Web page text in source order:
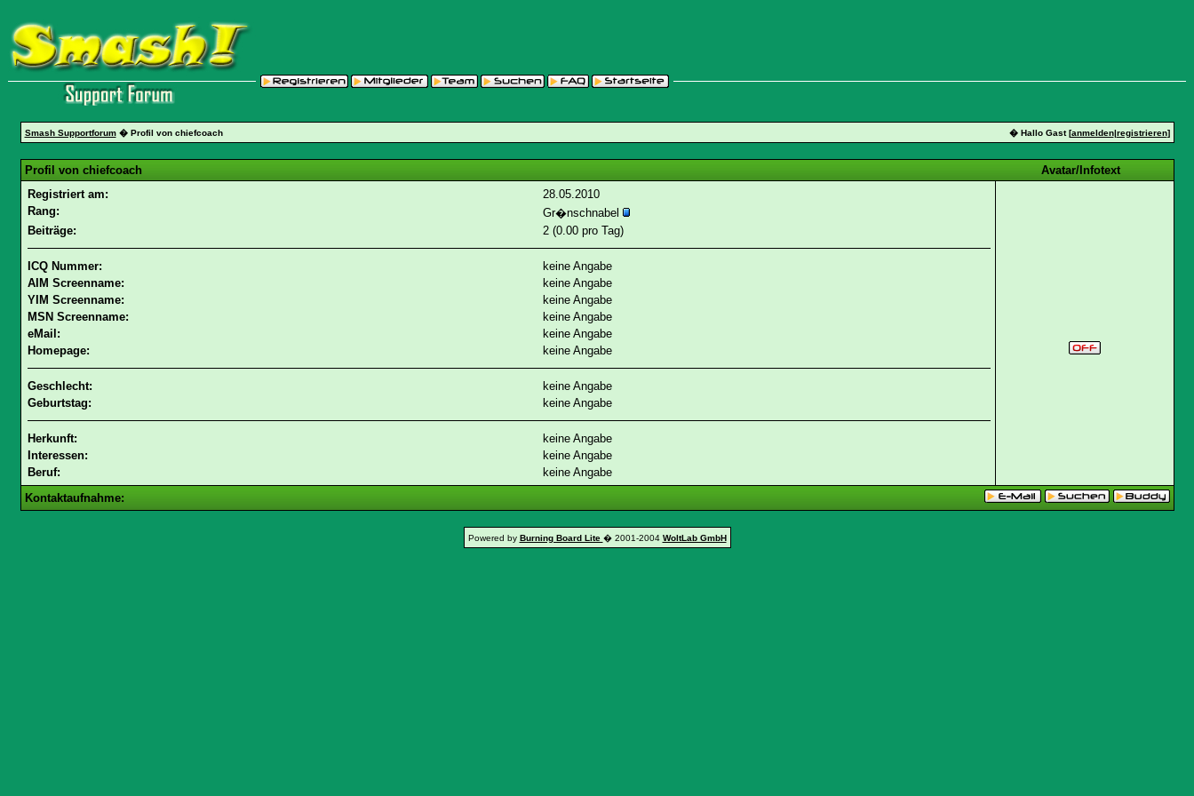
Smash Supportforum� Profil von chiefcoach � Hallo Gast [anmelden|registrieren]
Profil von chiefcoach
Avatar/Infotext
Registriert am:
28.05.2010
Rang:
Gr�nschnabel
Beiträge:
2 (0.00 pro Tag)
ICQ Nummer:
keine Angabe
AIM Screenname:
keine Angabe
YIM Screenname:
keine Angabe
MSN Screenname:
keine Angabe
eMail:
keine Angabe
Homepage:
keine Angabe
Geschlecht:
keine Angabe
Geburtstag:
keine Angabe
Herkunft:
keine Angabe
Interessen:
keine Angabe
Beruf:
keine Angabe
Kontaktaufnahme:
Powered by Burning Board Lite � 2001-2004 WoltLab GmbH